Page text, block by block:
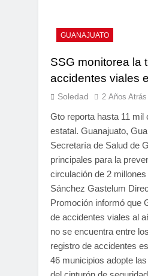
GUANAJUATO
SSG monitorea la
accidentes viales
Soledad 2 Años Atrás
Gto reporta hasta 11
estatal. Guanajuato,
Secretaría de Salud de
principales para la
circulación de 2
Sánchez Gastelum
Promoción informó que
de accidentes viales al
no se encuentra entre
registro de accidentes
46 municipios adopte